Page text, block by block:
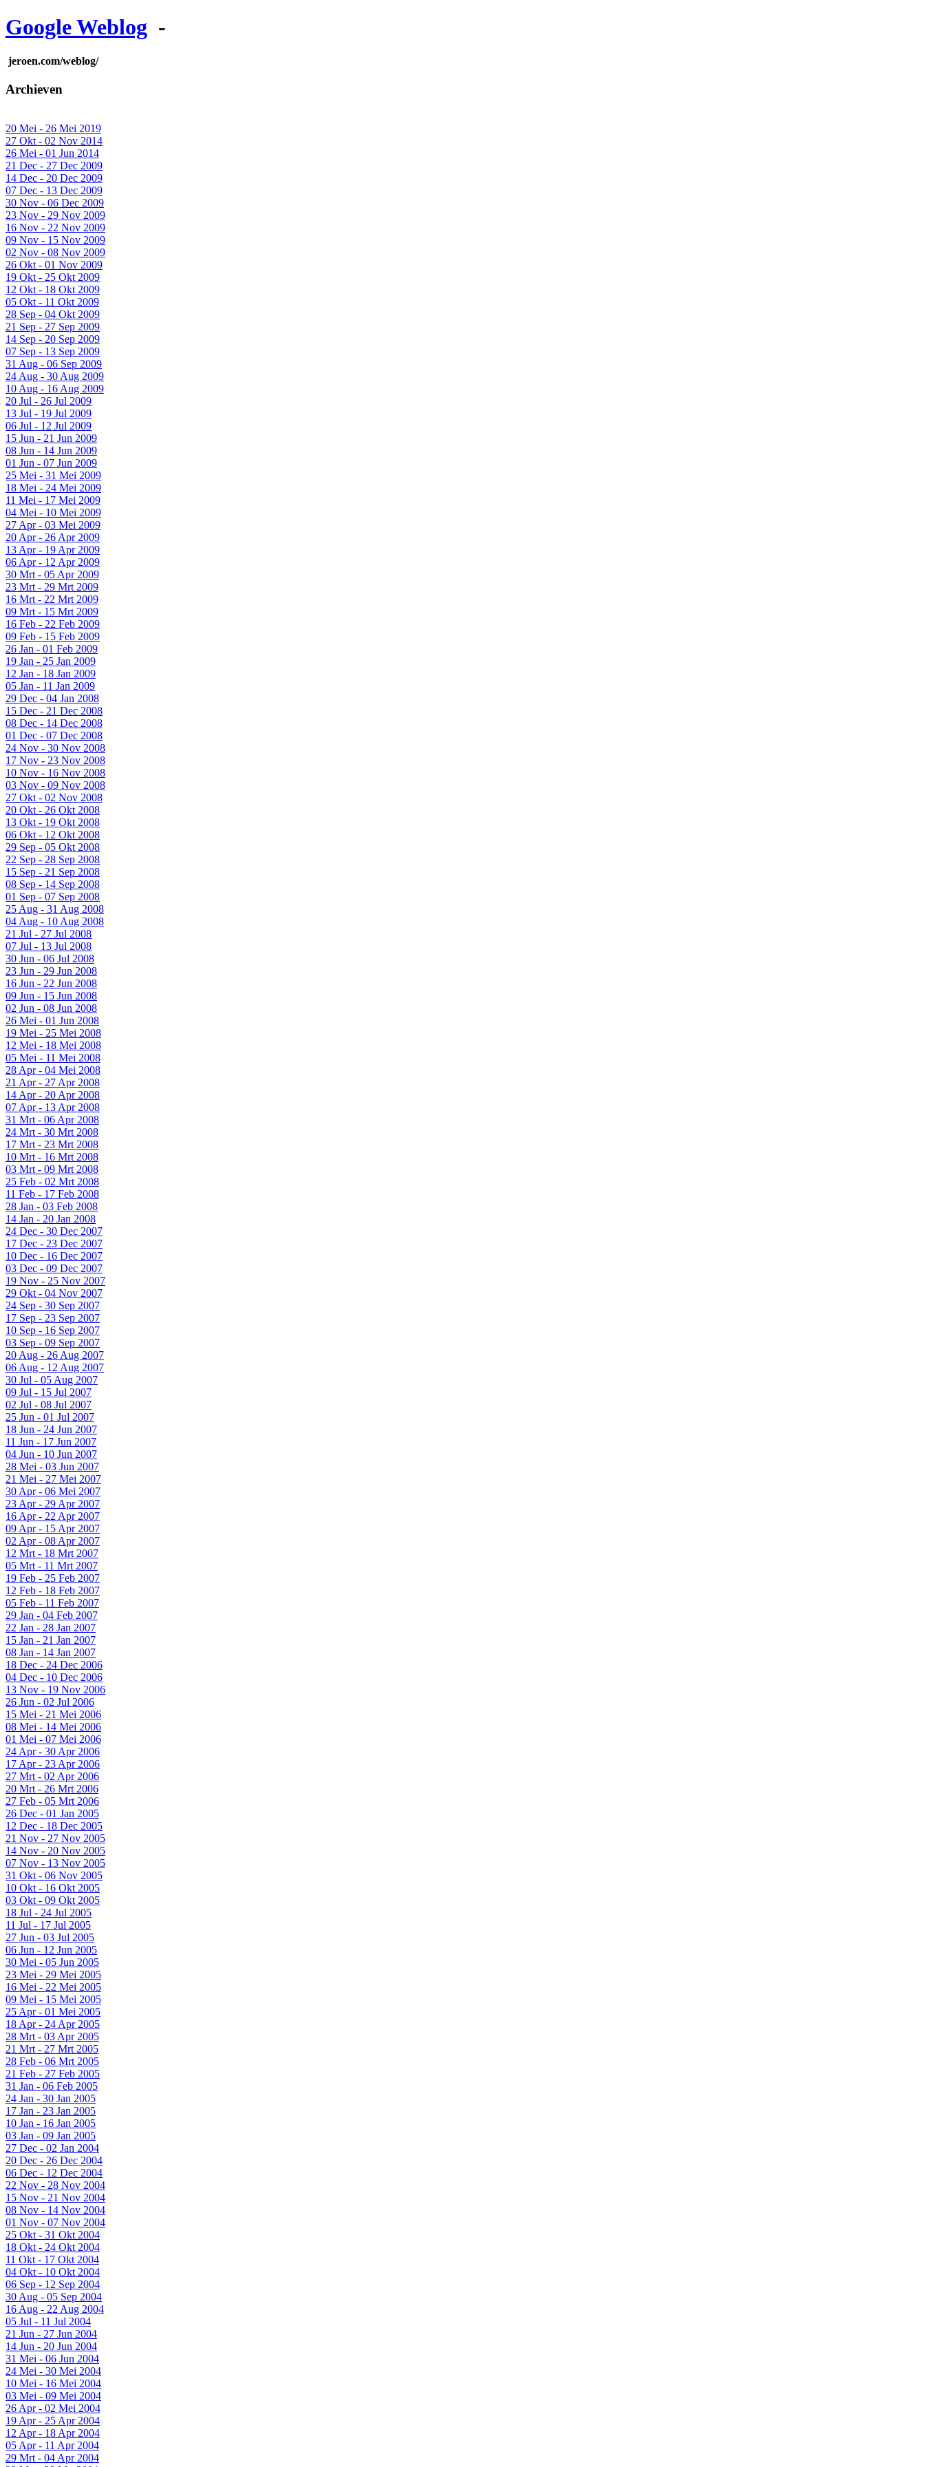
Google Weblog -
jeroen.com/weblog/
Archieven
20 Mei - 26 Mei 2019
27 Okt - 02 Nov 2014
26 Mei - 01 Jun 2014
21 Dec - 27 Dec 2009
14 Dec - 20 Dec 2009
07 Dec - 13 Dec 2009
30 Nov - 06 Dec 2009
23 Nov - 29 Nov 2009
16 Nov - 22 Nov 2009
09 Nov - 15 Nov 2009
02 Nov - 08 Nov 2009
26 Okt - 01 Nov 2009
19 Okt - 25 Okt 2009
12 Okt - 18 Okt 2009
05 Okt - 11 Okt 2009
28 Sep - 04 Okt 2009
21 Sep - 27 Sep 2009
14 Sep - 20 Sep 2009
07 Sep - 13 Sep 2009
31 Aug - 06 Sep 2009
24 Aug - 30 Aug 2009
10 Aug - 16 Aug 2009
20 Jul - 26 Jul 2009
13 Jul - 19 Jul 2009
06 Jul - 12 Jul 2009
15 Jun - 21 Jun 2009
08 Jun - 14 Jun 2009
01 Jun - 07 Jun 2009
25 Mei - 31 Mei 2009
18 Mei - 24 Mei 2009
11 Mei - 17 Mei 2009
04 Mei - 10 Mei 2009
27 Apr - 03 Mei 2009
20 Apr - 26 Apr 2009
13 Apr - 19 Apr 2009
06 Apr - 12 Apr 2009
30 Mrt - 05 Apr 2009
23 Mrt - 29 Mrt 2009
16 Mrt - 22 Mrt 2009
09 Mrt - 15 Mrt 2009
16 Feb - 22 Feb 2009
09 Feb - 15 Feb 2009
26 Jan - 01 Feb 2009
19 Jan - 25 Jan 2009
12 Jan - 18 Jan 2009
05 Jan - 11 Jan 2009
29 Dec - 04 Jan 2008
15 Dec - 21 Dec 2008
08 Dec - 14 Dec 2008
01 Dec - 07 Dec 2008
24 Nov - 30 Nov 2008
17 Nov - 23 Nov 2008
10 Nov - 16 Nov 2008
03 Nov - 09 Nov 2008
27 Okt - 02 Nov 2008
20 Okt - 26 Okt 2008
13 Okt - 19 Okt 2008
06 Okt - 12 Okt 2008
29 Sep - 05 Okt 2008
22 Sep - 28 Sep 2008
15 Sep - 21 Sep 2008
08 Sep - 14 Sep 2008
01 Sep - 07 Sep 2008
25 Aug - 31 Aug 2008
04 Aug - 10 Aug 2008
21 Jul - 27 Jul 2008
07 Jul - 13 Jul 2008
30 Jun - 06 Jul 2008
23 Jun - 29 Jun 2008
16 Jun - 22 Jun 2008
09 Jun - 15 Jun 2008
02 Jun - 08 Jun 2008
26 Mei - 01 Jun 2008
19 Mei - 25 Mei 2008
12 Mei - 18 Mei 2008
05 Mei - 11 Mei 2008
28 Apr - 04 Mei 2008
21 Apr - 27 Apr 2008
14 Apr - 20 Apr 2008
07 Apr - 13 Apr 2008
31 Mrt - 06 Apr 2008
24 Mrt - 30 Mrt 2008
17 Mrt - 23 Mrt 2008
10 Mrt - 16 Mrt 2008
03 Mrt - 09 Mrt 2008
25 Feb - 02 Mrt 2008
11 Feb - 17 Feb 2008
28 Jan - 03 Feb 2008
14 Jan - 20 Jan 2008
24 Dec - 30 Dec 2007
17 Dec - 23 Dec 2007
10 Dec - 16 Dec 2007
03 Dec - 09 Dec 2007
19 Nov - 25 Nov 2007
29 Okt - 04 Nov 2007
24 Sep - 30 Sep 2007
17 Sep - 23 Sep 2007
10 Sep - 16 Sep 2007
03 Sep - 09 Sep 2007
20 Aug - 26 Aug 2007
06 Aug - 12 Aug 2007
30 Jul - 05 Aug 2007
09 Jul - 15 Jul 2007
02 Jul - 08 Jul 2007
25 Jun - 01 Jul 2007
18 Jun - 24 Jun 2007
11 Jun - 17 Jun 2007
04 Jun - 10 Jun 2007
28 Mei - 03 Jun 2007
21 Mei - 27 Mei 2007
30 Apr - 06 Mei 2007
23 Apr - 29 Apr 2007
16 Apr - 22 Apr 2007
09 Apr - 15 Apr 2007
02 Apr - 08 Apr 2007
12 Mrt - 18 Mrt 2007
05 Mrt - 11 Mrt 2007
19 Feb - 25 Feb 2007
12 Feb - 18 Feb 2007
05 Feb - 11 Feb 2007
29 Jan - 04 Feb 2007
22 Jan - 28 Jan 2007
15 Jan - 21 Jan 2007
08 Jan - 14 Jan 2007
18 Dec - 24 Dec 2006
04 Dec - 10 Dec 2006
13 Nov - 19 Nov 2006
26 Jun - 02 Jul 2006
15 Mei - 21 Mei 2006
08 Mei - 14 Mei 2006
01 Mei - 07 Mei 2006
24 Apr - 30 Apr 2006
17 Apr - 23 Apr 2006
27 Mrt - 02 Apr 2006
20 Mrt - 26 Mrt 2006
27 Feb - 05 Mrt 2006
26 Dec - 01 Jan 2005
12 Dec - 18 Dec 2005
21 Nov - 27 Nov 2005
14 Nov - 20 Nov 2005
07 Nov - 13 Nov 2005
31 Okt - 06 Nov 2005
10 Okt - 16 Okt 2005
03 Okt - 09 Okt 2005
18 Jul - 24 Jul 2005
11 Jul - 17 Jul 2005
27 Jun - 03 Jul 2005
06 Jun - 12 Jun 2005
30 Mei - 05 Jun 2005
23 Mei - 29 Mei 2005
16 Mei - 22 Mei 2005
09 Mei - 15 Mei 2005
25 Apr - 01 Mei 2005
18 Apr - 24 Apr 2005
28 Mrt - 03 Apr 2005
21 Mrt - 27 Mrt 2005
28 Feb - 06 Mrt 2005
21 Feb - 27 Feb 2005
31 Jan - 06 Feb 2005
24 Jan - 30 Jan 2005
17 Jan - 23 Jan 2005
10 Jan - 16 Jan 2005
03 Jan - 09 Jan 2005
27 Dec - 02 Jan 2004
20 Dec - 26 Dec 2004
06 Dec - 12 Dec 2004
22 Nov - 28 Nov 2004
15 Nov - 21 Nov 2004
08 Nov - 14 Nov 2004
01 Nov - 07 Nov 2004
25 Okt - 31 Okt 2004
18 Okt - 24 Okt 2004
11 Okt - 17 Okt 2004
04 Okt - 10 Okt 2004
06 Sep - 12 Sep 2004
30 Aug - 05 Sep 2004
16 Aug - 22 Aug 2004
05 Jul - 11 Jul 2004
21 Jun - 27 Jun 2004
14 Jun - 20 Jun 2004
31 Mei - 06 Jun 2004
24 Mei - 30 Mei 2004
10 Mei - 16 Mei 2004
03 Mei - 09 Mei 2004
26 Apr - 02 Mei 2004
19 Apr - 25 Apr 2004
12 Apr - 18 Apr 2004
05 Apr - 11 Apr 2004
29 Mrt - 04 Apr 2004